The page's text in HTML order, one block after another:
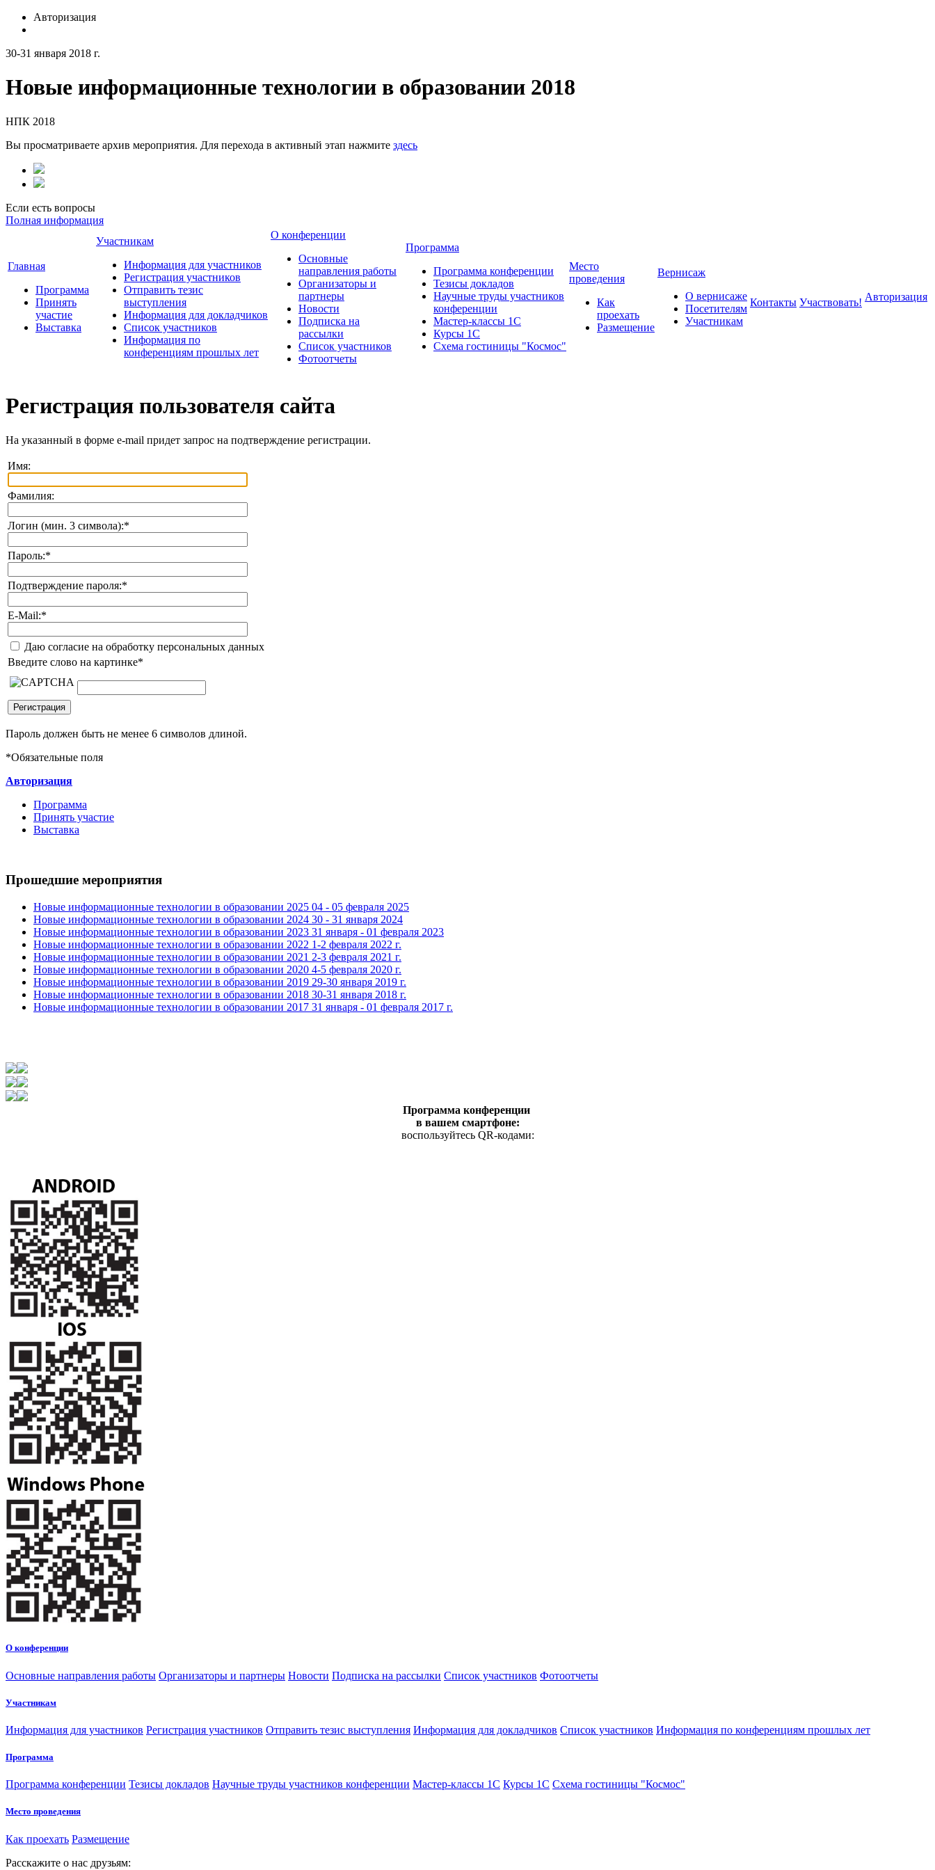
Авторизация
30-31 января 2018 г.
Новые информационные технологии в образовании 2018
НПК 2018
Вы просматриваете архив мероприятия. Для перехода в активный этап нажмите здесь
Если есть вопросы
Полная информация
Главная
Программа
Принять
участие
Выставка
Участникам
Информация для участников
Регистрация участников
Отправить тезис
выступления
Информация для докладчиков
Список участников
Информация по
конференциям прошлых лет
О конференции
Основные
направления работы
Организаторы и
партнеры
Новости
Подписка на
рассылки
Список участников
Фотоотчеты
Программа
Программа конференции
Тезисы докладов
Научные труды участников
конференции
Мастер-классы 1С
Курсы 1С
Схема гостиницы "Космос"
Место
проведения
Как
проехать
Размещение
Вернисаж
О вернисаже
Посетителям
Участникам
Контакты Участвовать! Авторизация
Регистрация пользователя сайта
На указанный в форме e-mail придет запрос на подтверждение регистрации.
Имя:
Фамилия:
Логин (мин. 3 символа):*
Пароль:*
Подтверждение пароля:*
E-Mail:*
Даю согласие на обработку персональных данных
Введите слово на картинке*
Пароль должен быть не менее 6 символов длиной.
*Обязательные поля
Авторизация
Программа
Принять участие
Выставка
Прошедшие мероприятия
Новые информационные технологии в образовании 2025 04 - 05 февраля 2025
Новые информационные технологии в образовании 2024 30 - 31 января 2024
Новые информационные технологии в образовании 2023 31 января - 01 февраля 2023
Новые информационные технологии в образовании 2022 1-2 февраля 2022 г.
Новые информационные технологии в образовании 2021 2-3 февраля 2021 г.
Новые информационные технологии в образовании 2020 4-5 февраля 2020 г.
Новые информационные технологии в образовании 2019 29-30 января 2019 г.
Новые информационные технологии в образовании 2018 30-31 января 2018 г.
Новые информационные технологии в образовании 2017 31 января - 01 февраля 2017 г.
Программа конференции
в вашем смартфоне:
воспользуйтесь QR-кодами:
О конференции
Основные направления работы Организаторы и партнеры Новости Подписка на рассылки Список участников Фотоотчеты
Участникам
Информация для участников Регистрация участников Отправить тезис выступления Информация для докладчиков Список участников Информация по конференциям прошлых лет
Программа
Программа конференции Тезисы докладов Научные труды участников конференции Мастер-классы 1С Курсы 1С Схема гостиницы "Космос"
Место проведения
Как проехать Размещение
Расскажите о нас друзьям: